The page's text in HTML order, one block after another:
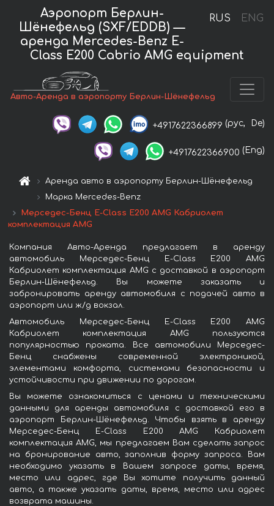
RUS ENG
Аэропорт Берлин-
Шёнефельд (SXF/EDDB) —
аренда Mercedes-Benz E-
Class E200 Cabrio AMG equipment
Авто-Аренда в аэропорту Берлин-Шёнефельд
+4917622366899 (рус, De)
+4917622366900 (Eng)
Аренда авто в аэропорту Берлин-Шёнефельд
Марка Mercedes-Benz
Мерседес-Бенц E-Class E200 AMG Кабриолет
комплектация AMG
Компания Авто-Аренда предлагает в аренду
автомобиль Мерседес-Бенц E-Class E200 AMG
Кабриолет комплектация AMG с доставкой в аэропорт
Берлин-Шёнефельд. Вы можете заказать и
забронировать аренду автомобиля с подачей авто в
аэропорт или ж/д вокзал.
Автомобиль Мерседес-Бенц E-Class E200 AMG
Кабриолет комплектация AMG пользуются
популярностью проката. Все автомобили Мерседес-
Бенц снабжены современной электроникой,
элементами комфорта, системами безопасности и
устойчивости при движении по дорогам.
Вы можете ознакомиться с ценами и техническими
данными для аренды автомобиля с доставкой его в
аэропорт Берлин-Шёнефельд. Чтобы взять в аренду
Мерседес-Бенц E-Class E200 AMG Кабриолет
комплектация AMG, мы предлагаем Вам сделать запрос
на бронирование авто, заполнив форму запроса. Вам
необходимо указать в Вашем запросе даты, время,
место или адрес, где Вы хотите получить данный
авто, а также указать даты, время, место или адрес
возврата машины.